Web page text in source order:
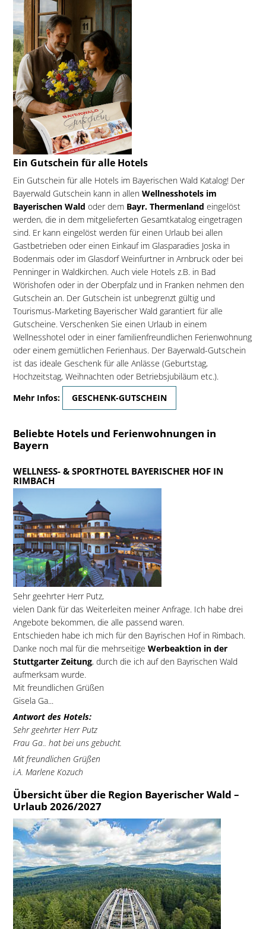
Ein Gutschein für alle Hotels
Ein Gutschein für alle Hotels im Bayerischen Wald Katalog! Der
Bayerwald Gutschein kann in allen Wellnesshotels im
Bayerischen Wald oder dem Bayr. Thermenland eingelöst
werden, die in dem mitgelieferten Gesamtkatalog eingetragen
sind. Er kann eingelöst werden für einen Urlaub bei allen
Gastbetrieben oder einen Einkauf im Glasparadies Joska in
Bodenmais oder im Glasdorf Weinfurtner in Arnbruck oder bei
Penninger in Waldkirchen. Auch viele Hotels z.B. in Bad
Wörishofen oder in der Oberpfalz und in Franken nehmen den
Gutschein an. Der Gutschein ist unbegrenzt gültig und
Tourismus-Marketing Bayerischer Wald garantiert für alle
Gutscheine. Verschenken Sie einen Urlaub in einem
Wellnesshotel oder in einer familienfreundlichen Ferienwohnung
oder einem gemütlichen Ferienhaus. Der Bayerwald-Gutschein
ist das ideale Geschenk für alle Anlässe (Geburtstag,
Hochzeitstag, Weihnachten oder Betriebsjubiläum etc.).
Mehr Infos:
GESCHENK-GUTSCHEIN
Beliebte Hotels und Ferienwohnungen in
Bayern
WELLNESS- & SPORTHOTEL BAYERISCHER HOF IN
RIMBACH
Sehr geehrter Herr Putz,
vielen Dank für das Weiterleiten meiner Anfrage. Ich habe drei
Angebote bekommen, die alle passend waren.
Entschieden habe ich mich für den Bayrischen Hof in Rimbach.
Danke noch mal für die mehrseitige Werbeaktion in der
Stuttgarter Zeitung, durch die ich auf den Bayrischen Wald
aufmerksam wurde.
Mit freundlichen Grüßen
Gisela Ga...
Antwort des Hotels:
Sehr geehrter Herr Putz
Frau Ga.. hat bei uns gebucht.
Mit freundlichen Grüßen
i.A. Marlene Kozuch
Übersicht über die Region Bayerischer Wald –
Urlaub 2026/2027